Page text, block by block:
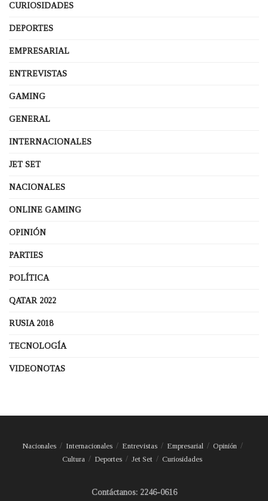
CURIOSIDADES
DEPORTES
EMPRESARIAL
ENTREVISTAS
GAMING
GENERAL
INTERNACIONALES
JET SET
NACIONALES
ONLINE GAMING
OPINIÓN
PARTIES
POLÍTICA
QATAR 2022
RUSIA 2018
TECNOLOGÍA
VIDEONOTAS
Nacionales Internacionales Entrevistas Empresarial
Opinión
Cultura
Deportes Jet Set Curiosidades
Contáctanos: 2246-0616